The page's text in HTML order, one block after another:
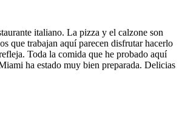
italiano. La pizza y el calzone son
que trabajan aquí parecen disfrutar hacerlo
Toda la comida que he probado aquí
ha estado muy bien preparada. Delicias